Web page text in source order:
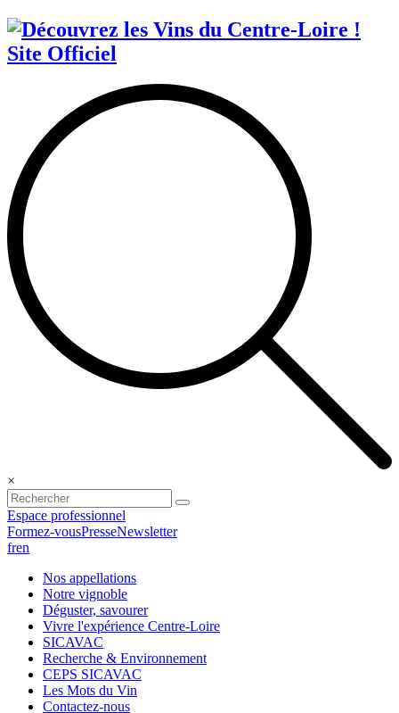
×
Espace professionnel
Formez-vousPresseNewsletter
fren
Nos appellations
Notre vignoble
Déguster, savourer
Vivre l'expérience Centre-Loire
SICAVAC
Recherche & Environnement
CEPS SICAVAC
Les Mots du Vin
Contactez-nous